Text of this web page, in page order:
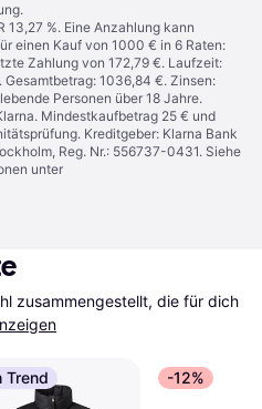
13,27 %. Eine Anzahlung kann
einen Kauf von 1000 € in 6 Raten:
Zahlung von 172,79 €. Laufzeit:
Gesamtbetrag: 1036,84 €. Zinsen:
Personen über 18 Jahre.
Mindestkaufbetrag 25 € und
Kreditgeber: Klarna Bank
Reg. Nr.: 556737-0431. Siehe
unter
zusammengestellt, die für dich
Trend -12%